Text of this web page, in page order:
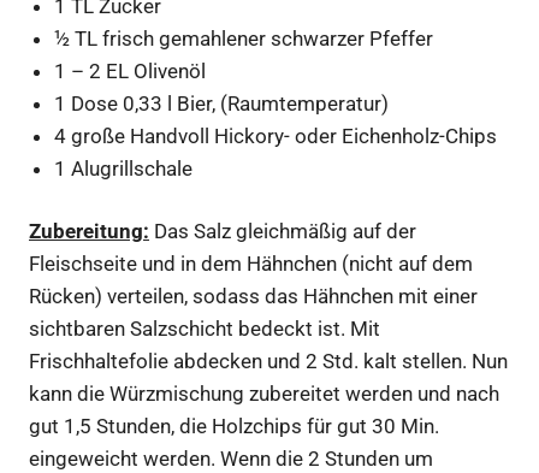
1 TL Zucker
½ TL frisch gemahlener schwarzer Pfeffer
1 – 2 EL Olivenöl
1 Dose 0,33 l Bier, (Raumtemperatur)
4 große Handvoll Hickory- oder Eichenholz-Chips
1 Alugrillschale
Zubereitung: Das Salz gleichmäßig auf der
Fleischseite und in dem Hähnchen (nicht auf dem
Rücken) verteilen, sodass das Hähnchen mit einer
sichtbaren Salzschicht bedeckt ist. Mit
Frischhaltefolie abdecken und 2 Std. kalt stellen. Nun
kann die Würzmischung zubereitet werden und nach
gut 1,5 Stunden, die Holzchips für gut 30 Min.
eingeweicht werden. Wenn die 2 Stunden um